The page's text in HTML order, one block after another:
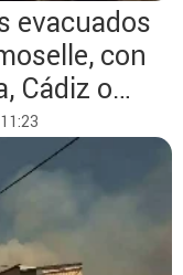
evacuados
con
Cádiz o